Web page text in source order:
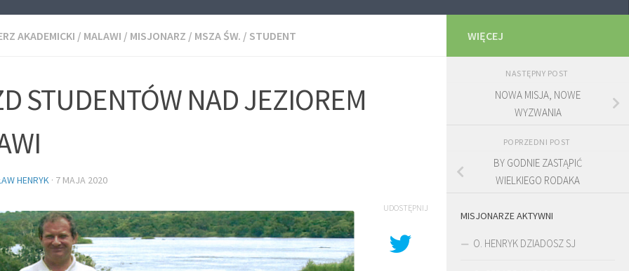
AKADEMICKI / MALAWI / MISJONARZ / MSZA ŚW. / STUDENT
STUDENTÓW NAD JEZIOREM
HENRYK · 7 MAJA 2020
UDOSTĘPNIJ
WIĘCEJ
NASTĘPNY POST
NOWA MISJA, NOWE
WYZWANIA
POPRZEDNI POST
BY GODNIE ZASTĄPIĆ
WIELKIEGO RODAKA
MISJONARZE AKTYWNI
O. HENRYK DZIADOSZ SJ